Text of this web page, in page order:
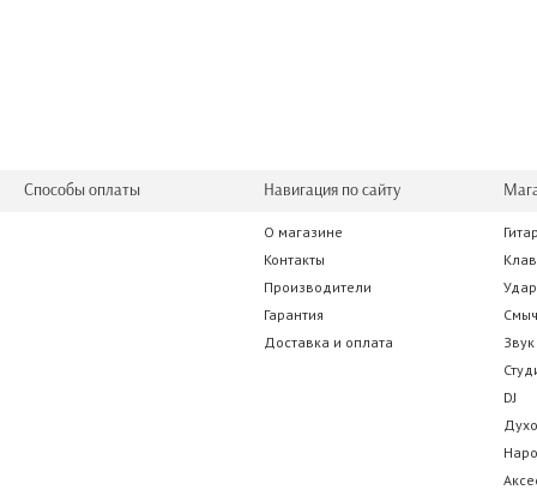
0.00 р.
Boss
Способы оплаты Навигация по сайту
О магазине
Контакты
Производители
Гарантия
Доставка и оплата
Звук
DJ